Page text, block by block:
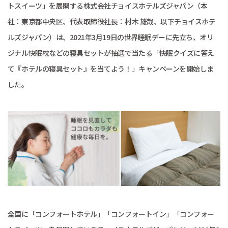
トスイーツ」を展開する株式会社チョイスホテルズジャパン（本
社：東京都中央区、代表取締役社長：村木 雄哉、以下チョイスホテ
ルズジャパン）は、2021年3月19日の世界睡眠デーに先立ち、オリ
ジナル快眠枕などの寝具セットが抽選で当たる「快眠クイズに答え
て『ホテルの寝具セット』を当てよう！」キャンペーンを開始しま
した。
全国に「コンフォートホテル」「コンフォートイン」「コンフォー